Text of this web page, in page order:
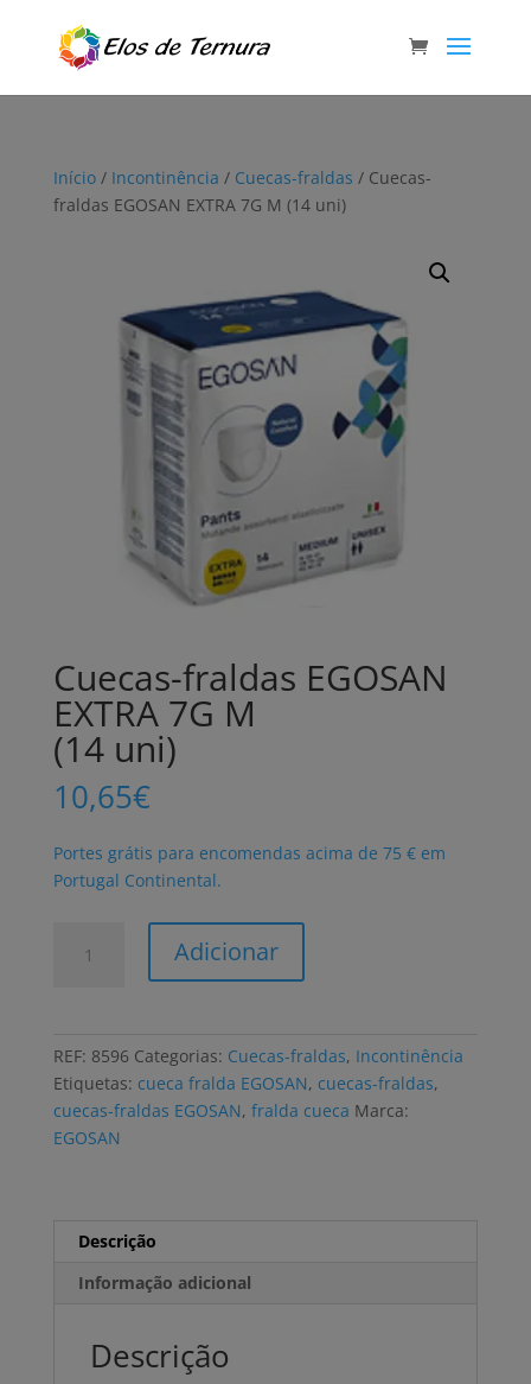
Início/ Incontinência / Cuecas-fraldas / Cuecas-
fraldas EGOSAN EXTRA 7G M (14 uni)
Cuecas-fraldas EGOSAN
EXTRA 7G M
(14 uni)
10,65€
Portes grátis para encomendas acima de 75 € em
Portugal Continental.
Adicionar
REF: 8596 Categorias: Cuecas-fraldas, Incontinência
Etiquetas: cueca fralda EGOSAN, cuecas-fraldas,
cuecas-fraldas EGOSAN, fralda cueca Marca:
EGOSAN
Descrição
Informação adicional
Descrição